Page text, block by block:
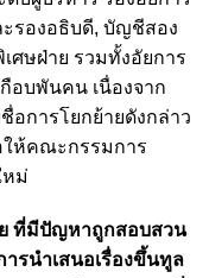
ะรองอธิบดี, บัญชีสอง
ศษฝ่าย รวมทั้งอัยการ
กือบพันคน เนื่องจาก
การโยกย้ายดังกล่าว
ให้คณะกรรมการ
หม่
ย ที่มีปัญหาถูกสอบสวน
รนำเสนอเรื่องขึ้นทูล